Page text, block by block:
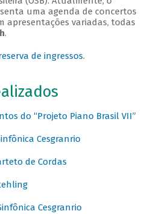
uma agenda de concertos
apresentações variadas, todas
.
de ingressos.
do “Projeto Piano Brasil VII”
Cesgranrio
de Cordas
Cesgranrio